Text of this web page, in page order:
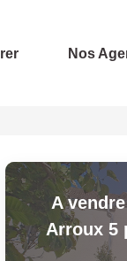
Nos
A
Arroux 5